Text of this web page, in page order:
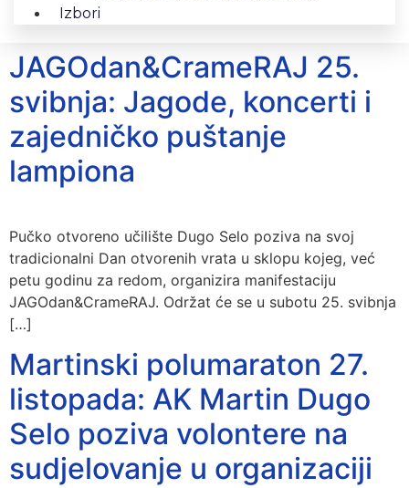
Izbori
JAGOdan&CrameRAJ 25.
svibnja: Jagode, koncerti i
zajedničko puštanje
lampiona
Pučko otvoreno učilište Dugo Selo poziva na svoj
tradicionalni Dan otvorenih vrata u sklopu kojeg, već
petu godinu za redom, organizira manifestaciju
JAGOdan&CrameRAJ. Održat će se u subotu 25. svibnja
[…]
Martinski polumaraton 27.
listopada: AK Martin Dugo
Selo poziva volontere na
sudjelovanje u organizaciji